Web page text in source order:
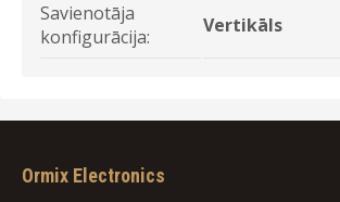
Savienotāja
konfigurācija:
Vertikāls
Ormix Electronics